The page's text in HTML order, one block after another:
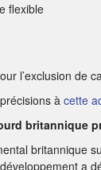
flexible
l’exclusion de
à cette
britannique
britannique
a